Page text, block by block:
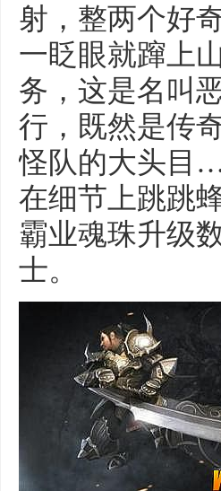
射，整两个好
一眨眼就蹿上
务，这是名叫
行，既然是传
怪队的大头目
在细节上跳跳
霸业魂珠升级
士。